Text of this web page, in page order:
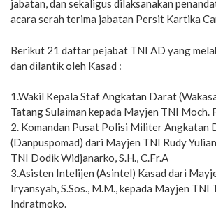
jabatan, dan sekaligus dilaksanakan
acara serah terima jabatan Persit Kartika
Berikut 21 daftar pejabat TNI AD yang
dan dilantik oleh Kasad :
1.Wakil Kepala Staf Angkatan Darat
Tatang Sulaiman kepada Mayjen TNI Moch.
2. Komandan Pusat Polisi Militer Angkatan
(Danpuspomad) dari Mayjen TNI Rudy
TNI Dodik Widjanarko, S.H., C.Fr.A
3.Asisten Intelijen (Asintel) Kasad dari
Iryansyah, S.Sos., M.M., kepada Mayjen TNI
Indratmoko.